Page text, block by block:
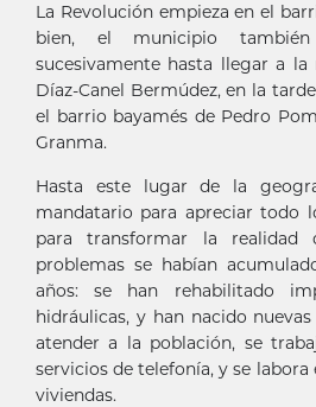
La Revolución empieza en el
bien, el municipio
sucesivamente hasta llegar a la
Díaz-Canel Bermúdez, en la
el barrio bayamés de Pedro
Granma.
Hasta este lugar de la
mandatario para apreciar todo
para transformar la
problemas se habían
años: se han rehabilitado
hidráulicas, y han nacido
atender a la población, se
servicios de telefonía, y se
viviendas.